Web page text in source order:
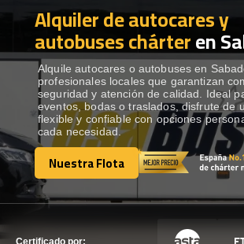
ALQUILER DE AUTOCARES
DESTINOS
RECORRIDAS
FLOTA
Alquiler de autocares y
autobuses chárteren
Alquile autocares o autobuses en
profesionales locales que garantizan
seguridad y atención de calidad. Ideal
eventos, bodas o traslados, disfrute de
flexible y confiable con opciones
cada necesidad.
Nuestra Flota
Nuestra Flota
Certificado por: